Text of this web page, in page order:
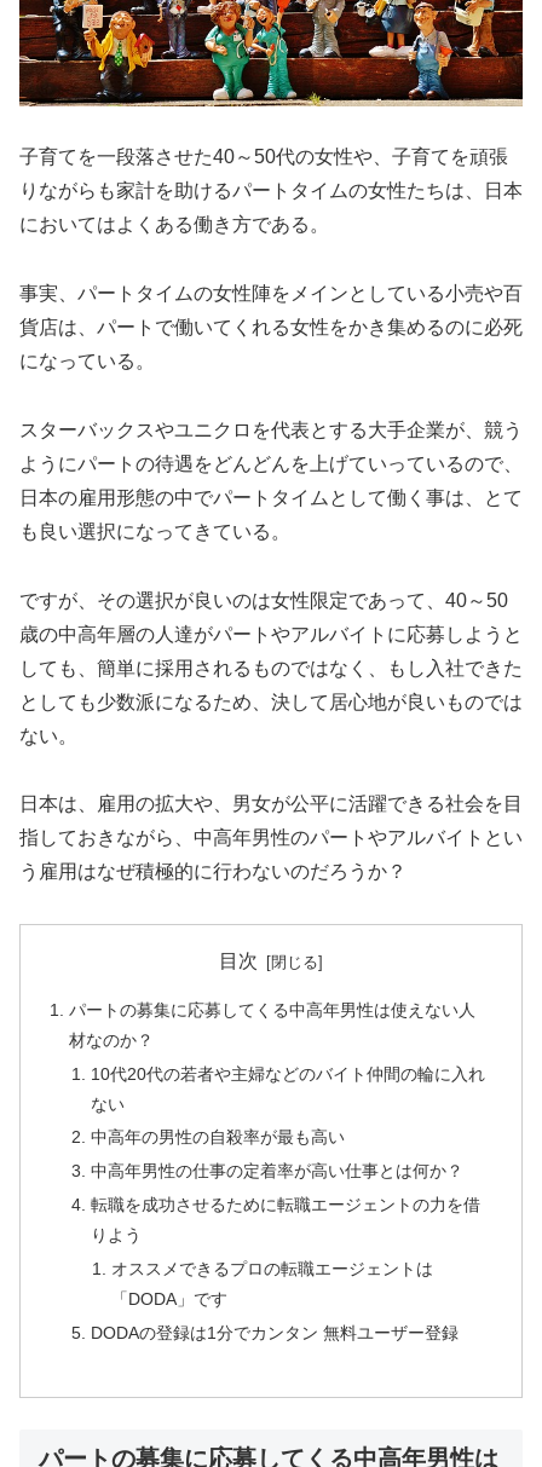
子育てを一段落させた40～50代の女性や、子育てを頑張
りながらも家計を助けるパートタイムの女性たちは、日本
においてはよくある働き方である。
事実、パートタイムの女性陣をメインとしている小売や百
貨店は、パートで働いてくれる女性をかき集めるのに必死
になっている。
スターバックスやユニクロを代表とする大手企業が、競う
ようにパートの待遇をどんどんを上げていっているので、
日本の雇用形態の中でパートタイムとして働く事は、とて
も良い選択になってきている。
ですが、その選択が良いのは女性限定であって、40～50
歳の中高年層の人達がパートやアルバイトに応募しようと
しても、簡単に採用されるものではなく、もし入社できた
としても少数派になるため、決して居心地が良いものでは
ない。
日本は、雇用の拡大や、男女が公平に活躍できる社会を目
指しておきながら、中高年男性のパートやアルバイトとい
う雇用はなぜ積極的に行わないのだろうか？
目次
パートの募集に応募してくる中高年男性は使えない人
材なのか？
10代20代の若者や主婦などのバイト仲間の輪に入れ
ない
中高年の男性の自殺率が最も高い
中高年男性の仕事の定着率が高い仕事とは何か？
転職を成功させるために転職エージェントの力を借
りよう
オススメできるプロの転職エージェントは
「DODA」です
DODAの登録は1分でカンタン 無料ユーザー登録
パートの募集に応募してくる中高年男性は